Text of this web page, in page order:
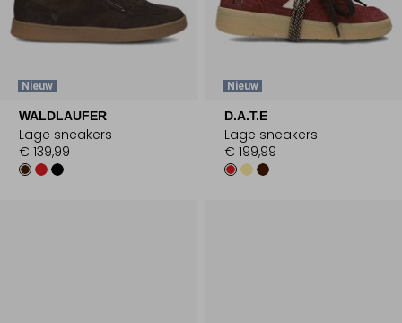
Nieuw
WALDLAUFER
Lage sneakers
€ 139,99
Nieuw
D.A.T.E
Lage sneakers
€ 199,99